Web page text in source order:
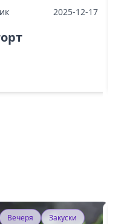
2025-12-17
Вечеря Закуски